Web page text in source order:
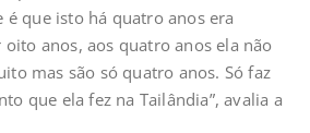
é que isto há quatro anos era
oito anos, aos quatro anos ela não
mas são só quatro anos. Só faz
que ela fez na Tailândia”, avalia a